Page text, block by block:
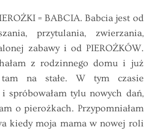
= BABCIA. Babcia jest od
przytulania, zwierzania,
zabawy i od PIEROŻKÓW.
z rodzinnego domu i już
na stałe. W tym czasie
i spróbowałam tylu nowych dań,
o pierożkach. Przypomniałam
kiedy moja mama w nowej roli